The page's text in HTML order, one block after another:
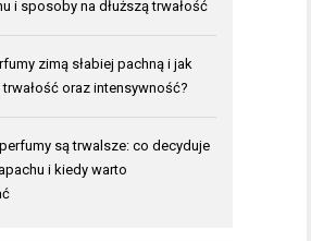
i sposoby na dłuższą trwałość
zimą słabiej pachną i jak
oraz intensywność?
są trwalsze: co decyduje
i kiedy warto